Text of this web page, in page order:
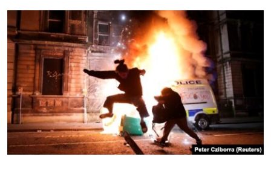
ՏԱՐԱԾԱՇՐՋԱՆ
ՄԻՋԱԶԳԱՅԻՆ
ՄՇԱԿՈՒՅԹ
ՍՊՈՐՏ
ՄԵԿՆԱԲԱՆՈՒԹՅՈՒՆ
ՏՏ ԵՒ ԻՆՏԵՐՆԵՏ
ԿՈՐՈՆԱՎԻՐՈՒՍ